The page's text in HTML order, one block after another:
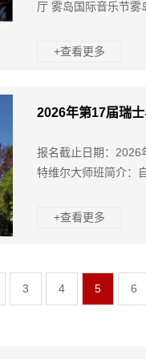
厅 雾岛国际音乐节雾
+查看更多
2026年第17届瑞
报名截止日期：2026
特维尔大师班简介：
+查看更多
3 4 5 6